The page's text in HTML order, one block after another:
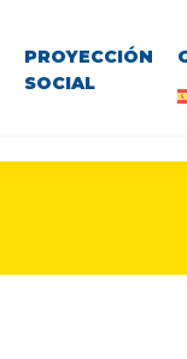
PROYECCIÓN
SOCIAL